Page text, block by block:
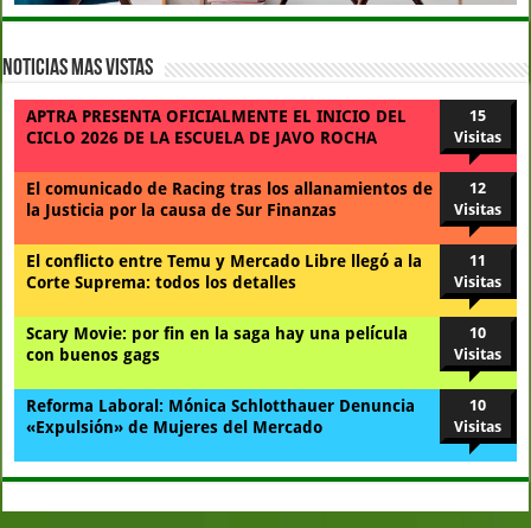
Noticias Mas Vistas
APTRA PRESENTA OFICIALMENTE EL INICIO DEL
CICLO 2026 DE LA ESCUELA DE JAVO ROCHA
15
Visitas
El comunicado de Racing tras los allanamientos de
la Justicia por la causa de Sur Finanzas
12
Visitas
El conflicto entre Temu y Mercado Libre llegó a la
Corte Suprema: todos los detalles
11
Visitas
Scary Movie: por fin en la saga hay una película
con buenos gags
10
Visitas
Reforma Laboral: Mónica Schlotthauer Denuncia
«Expulsión» de Mujeres del Mercado
10
Visitas